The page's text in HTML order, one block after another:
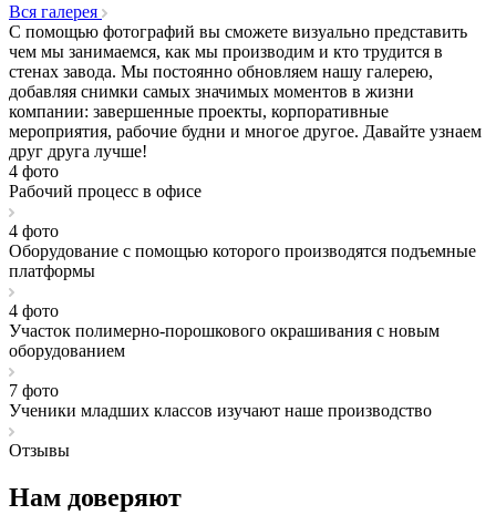
Вcя галерея
С помощью фотографий вы сможете визуально представить
чем мы занимаемся, как мы производим и кто трудится в
стенах завода. Мы постоянно обновляем нашу галерею,
добавляя снимки самых значимых моментов в жизни
компании: завершенные проекты, корпоративные
мероприятия, рабочие будни и многое другое. Давайте узнаем
друг друга лучше!
4 фото
Рабочий процесс в офисе
4 фото
Оборудование с помощью которого производятся подъемные
платформы
4 фото
Участок полимерно-порошкового окрашивания с новым
оборудованием
7 фото
Ученики младших классов изучают наше производство
Отзывы
Нам доверяют